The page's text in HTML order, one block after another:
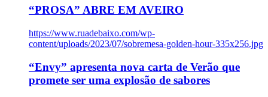
“PROSA” ABRE EM AVEIRO
https://www.ruadebaixo.com/wp-
content/uploads/2023/07/sobremesa-golden-hour-335x256.jpg
“Envy” apresenta nova carta de Verão que
promete ser uma explosão de sabores